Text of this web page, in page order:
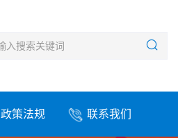
政策法规 联系我们